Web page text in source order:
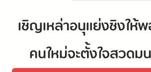
เชิญเหล่าอนุแย่งชิงให้
คนใหม่จะตั้งใจสวดม